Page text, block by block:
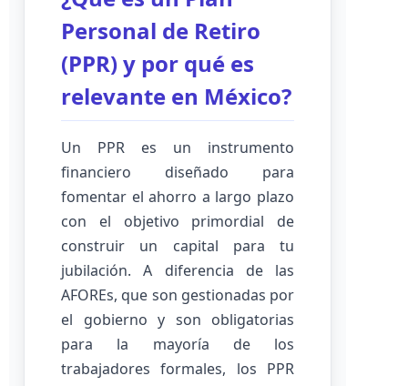
Personal de Retiro
(PPR) y por qué es
relevante en México?
Un PPR es un instrumento
financiero diseñado para
fomentar el ahorro a largo plazo
con el objetivo primordial de
construir un capital para tu
jubilación. A diferencia de las
AFOREs, que son gestionadas por
el gobierno y son obligatorias
para la mayoría de los
trabajadores formales, los PPR